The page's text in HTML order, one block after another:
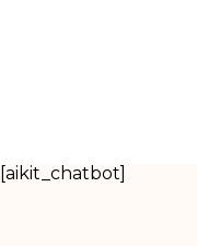
[aikit_chatbot]